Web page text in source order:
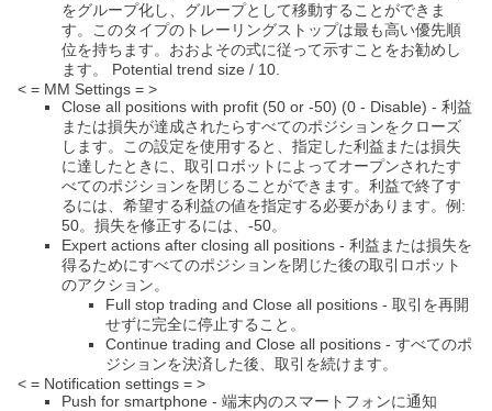
をグループ化し、グループとして移動することができま
す。このタイプのトレーリングストップは最も高い優先順
位を持ちます。おおよその式に従って示すことをお勧めし
ます。 Potential trend size / 10.
< = MM Settings = >
Close all positions with profit (50 or -50) (0 - Disable) - 利益
または損失が達成されたらすべてのポジションをクローズ
します。この設定を使用すると、指定した利益または損失
に達したときに、取引ロボットによってオープンされたす
べてのポジションを閉じることができます。利益で終了す
るには、希望する利益の値を指定する必要があります。例:
50。損失を修正するには、-50。
Expert actions after closing all positions - 利益または損失を
得るためにすべてのポジションを閉じた後の取引ロボット
のアクション。
Full stop trading and Close all positions - 取引を再開
せずに完全に停止すること。
Continue trading and Close all positions - すべてのポ
ジションを決済した後、取引を続けます。
< = Notification settings = >
Push for smartphone - 端末内のスマートフォンに通知